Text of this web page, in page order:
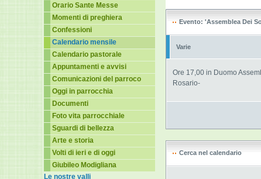
Orario Sante Messe
Momenti di preghiera
Confessioni
Calendario mensile
Calendario pastorale
Appuntamenti e avvisi
Comunicazioni del parroco
Oggi in parrocchia
Documenti
Foto vita parrocchiale
Sguardi di bellezza
Arte e storia
Volti di ieri e di oggi
Giubileo Modigliana
Le nostre valli
Evento: 'Assemblea Dei
Varie
Ore 17,00 in Duomo
Rosario-
Cerca nel calendario